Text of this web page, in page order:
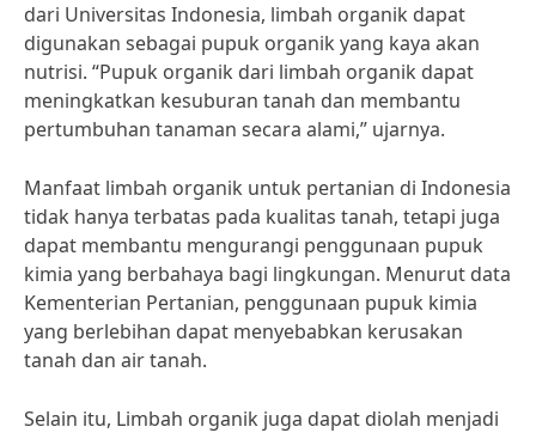
dari Universitas Indonesia, limbah organik dapat
digunakan sebagai pupuk organik yang kaya akan
nutrisi. “Pupuk organik dari limbah organik dapat
meningkatkan kesuburan tanah dan membantu
pertumbuhan tanaman secara alami,” ujarnya.
Manfaat limbah organik untuk pertanian di Indonesia
tidak hanya terbatas pada kualitas tanah, tetapi juga
dapat membantu mengurangi penggunaan pupuk
kimia yang berbahaya bagi lingkungan. Menurut data
Kementerian Pertanian, penggunaan pupuk kimia
yang berlebihan dapat menyebabkan kerusakan
tanah dan air tanah.
Selain itu, Limbah organik juga dapat diolah menjadi